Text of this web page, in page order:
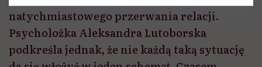
natychmiastowego przerwania relacji.
Psycholożka Aleksandra Lutoborska
podkreśla jednak, że nie każdą taką sytuację